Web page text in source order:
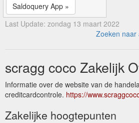
Saldoquery App »
Last Update: zondag 13 maart 2022
Zoeken naar
scragg coco Zakelijk
Informatie over de website van de
creditcardcontrole. https://
Zakelijke hoogtepunten